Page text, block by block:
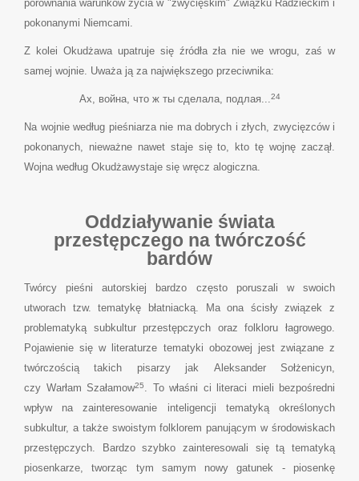
porównania warunków życia w "zwycięskim" Związku Radzieckim i
pokonanymi Niemcami.
Z kolei Okudżawa upatruje się źródła zła nie we wrogu, zaś w
samej wojnie. Uważa ją za największego przeciwnika:
Ах, война, что ж ты сделала, подлая...24
Na wojnie według pieśniarza nie ma dobrych i złych, zwycięzców i
pokonanych, nieważne nawet staje się to, kto tę wojnę zaczął.
Wojna według Okudżawystaje się wręcz alogiczna.
Oddziaływanie świata
przestępczego na twórczość
bardów
Twórcy pieśni autorskiej bardzo często poruszali w swoich
utworach tzw. tematykę błatniacką. Ma ona ścisły związek z
problematyką subkultur przestępczych oraz folkloru łagrowego.
Pojawienie się w literaturze tematyki obozowej jest związane z
twórczością takich pisarzy jak Aleksander Sołżenicyn,
czy Warłam Szałamow25. To właśni ci literaci mieli bezpośredni
wpływ na zainteresowanie inteligencji tematyką określonych
subkultur, a także swoistym folklorem panującym w środowiskach
przestępczych. Bardzo szybko zainteresowali się tą tematyką
piosenkarze, tworząc tym samym nowy gatunek - piosenkę